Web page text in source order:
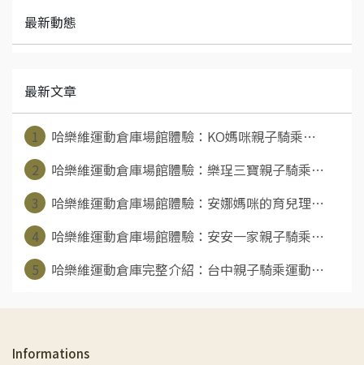
最新動態
最新文章
1
哈樂維運動倉庫場館體驗：KO媽咪親子騎乘⋯
2
哈樂維運動倉庫場館體驗：樂珵三寶親子騎乘⋯
3
哈樂維運動倉庫場館體驗：安娜媽咪的育兒理⋯
4
哈樂維運動倉庫場館體驗：安安一家親子騎乘⋯
5
哈樂維運動倉庫完整介紹：台中親子騎乘運動⋯
Informations